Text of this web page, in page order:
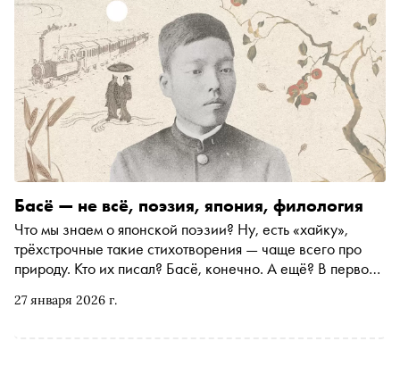
читать, не зная японского
27 января 2026 г.
Басё — не всё, поэзия, япония, филология
Что мы знаем о японской поэзии? Ну, есть «хайку»,
трёхстрочные такие стихотворения — чаще всего про
природу. Кто их писал? Басё, конечно. А ещё? В первом
переводчик и автор телеграм-канала « прилетают гуси »